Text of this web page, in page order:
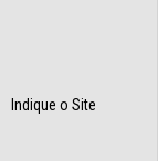
Indique o Site